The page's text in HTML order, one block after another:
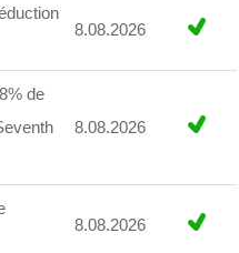
8.08.2026
de
8.08.2026
8.08.2026